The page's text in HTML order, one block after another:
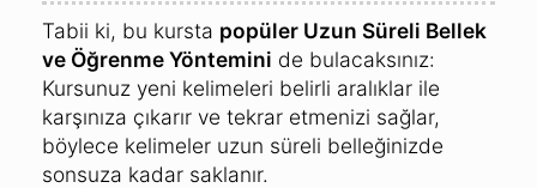
Tabii ki, bu kursta popüler Uzun Süreli Bellek
ve Öğrenme Yöntemini de bulacaksınız:
Kursunuz yeni kelimeleri belirli aralıklar ile
karşınıza çıkarır ve tekrar etmenizi sağlar,
böylece kelimeler uzun süreli belleğinizde
sonsuza kadar saklanır.